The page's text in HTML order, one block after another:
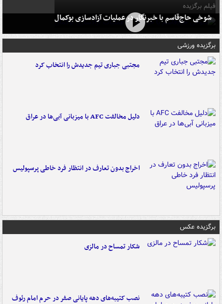
فیلم برگزیده
شوخی حاج‌قاسم با خبرنگار در عملیات آزادسازی بوکمال
برگزیده ورزشی
مجتبی جباری تیم جدیدش را انتخاب کرد
دلیل مخالفت AFC با میزبانی آبی‌ها در عراق
اخراج بدون تعارف در انتظار فرد خاطی پرسپولیس
برگزیده عکس
شکار تمساح در مالزی
نصب کتیبه‌های دهه پایانی صفر در حرم امام رئوف